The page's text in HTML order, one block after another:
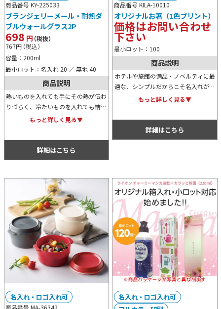
商品番号 KY-225033
ブランジェリーメール・耐熱ダ
ブルウォールグラス2P
698 円（税抜）
767円（税込）
容量：200ml
最小ロット：名入れ 20 ／ 無地 40
商品説明
熱いものを入れても手にその熱が伝わ
りづらく、冷たいものを入れても結露
しにくい、二重構造で便利な耐熱グラ
もっと詳しく見る▼
詳細はこちら
商品番号 KILA-10010
オリジナルお箸（1色プリント）
価格はお問い合わせ
下さい
最小ロット：100
商品説明
ホテルや旅館の備品・ノベルティに最
適な、シンプルだからこそ名入れが映
えるお箸。オリジナル名入れは一色で
もっと詳しく見る▼
詳細はこちら
商品番号 MA-36342
名入れ・ロゴ入れ可
名入れ・ロゴ入れ可